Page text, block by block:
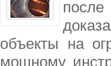
объекты на
мощному